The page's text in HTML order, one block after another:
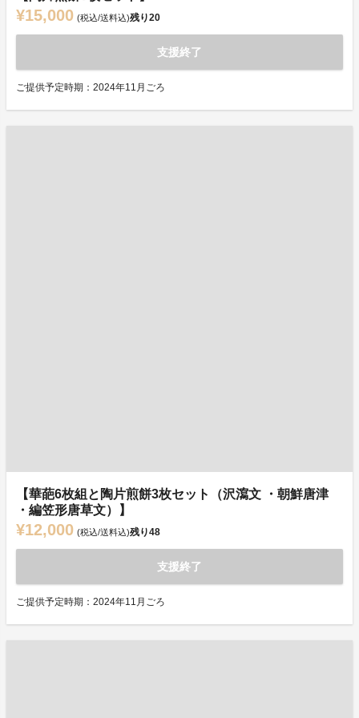
¥15,000 (税込/送料込)残り20
支援終了
ご提供予定時期：2024年11月ごろ
【華葩6枚組と陶片煎餅3枚セット（沢瀉文 ・朝鮮唐津
・編笠形唐草文）】
¥12,000 (税込/送料込)残り48
支援終了
ご提供予定時期：2024年11月ごろ